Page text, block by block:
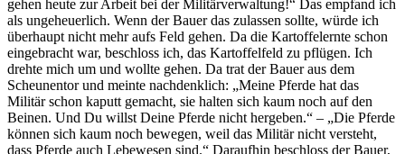
gehen heute zur Arbeit bei der Militärverwaltung!
Das empfand ich
als ungeheuerlich. Wenn der Bauer das zulassen sollte, würde ich
überhaupt nicht mehr aufs Feld gehen. Da die Kartoffelernte schon
eingebracht war, beschloss ich, das Kartoffelfeld zu pflügen. Ich
drehte mich um und wollte gehen. Da trat der Bauer aus dem
Scheunentor und meinte nachdenklich:
Meine Pferde hat das
Militär schon kaputt gemacht, sie halten sich kaum noch auf den
Beinen. Und Du willst Deine Pferde nicht hergeben.
–
Die Pferde
können sich kaum noch bewegen, weil das Militär nicht versteht,
dass Pferde auch Lebewesen sind.
Daraufhin beschloss der Bauer,